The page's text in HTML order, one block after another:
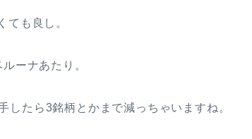
ても良し。
ーナあたり。
したら3銘柄とかまで減っちゃいますね。